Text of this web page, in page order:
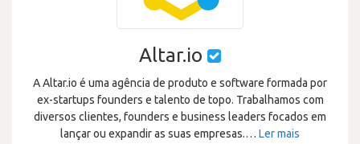
Altar.io
A Altar.io é uma agência de produto e software formada por
ex-startups founders e talento de topo. Trabalhamos com
diversos clientes, founders e business leaders focados em
lançar ou expandir as suas empresas.… Ler mais